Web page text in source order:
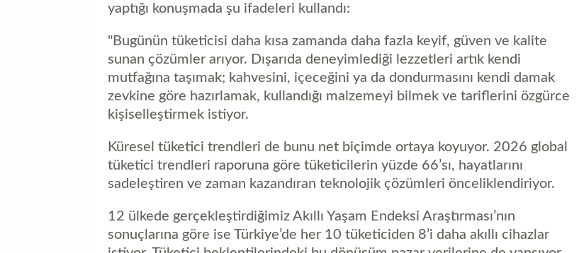
yaptığı konuşmada şu ifadeleri kullandı:
"Bugünün tüketicisi daha kısa zamanda daha fazla keyif, güven ve kalite
sunan çözümler arıyor. Dışarıda deneyimlediği lezzetleri artık kendi
mutfağına taşımak; kahvesini, içeceğini ya da dondurmasını kendi damak
zevkine göre hazırlamak, kullandığı malzemeyi bilmek ve tariflerini özgürce
kişiselleştirmek istiyor.
Küresel tüketici trendleri de bunu net biçimde ortaya koyuyor. 2026 global
tüketici trendleri raporuna göre tüketicilerin yüzde 66’sı, hayatlarını
sadeleştiren ve zaman kazandıran teknolojik çözümleri önceliklendiriyor.
12 ülkede gerçekleştirdiğimiz Akıllı Yaşam Endeksi Araştırması’nın
sonuçlarına göre ise Türkiye’de her 10 tüketiciden 8’i daha akıllı cihazlar